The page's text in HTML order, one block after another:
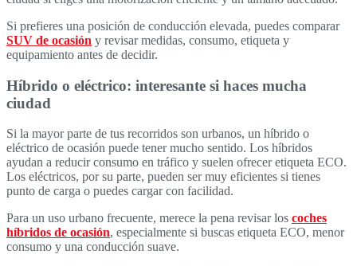
Si prefieres una posición de conducción elevada, puedes comparar
SUV de ocasión y revisar medidas, consumo, etiqueta y
equipamiento antes de decidir.
Híbrido o eléctrico: interesante si haces mucha
ciudad
Si la mayor parte de tus recorridos son urbanos, un híbrido o
eléctrico de ocasión puede tener mucho sentido. Los híbridos
ayudan a reducir consumo en tráfico y suelen ofrecer etiqueta ECO.
Los eléctricos, por su parte, pueden ser muy eficientes si tienes
punto de carga o puedes cargar con facilidad.
Para un uso urbano frecuente, merece la pena revisar los coches
híbridos de ocasión, especialmente si buscas etiqueta ECO, menor
consumo y una conducción suave.